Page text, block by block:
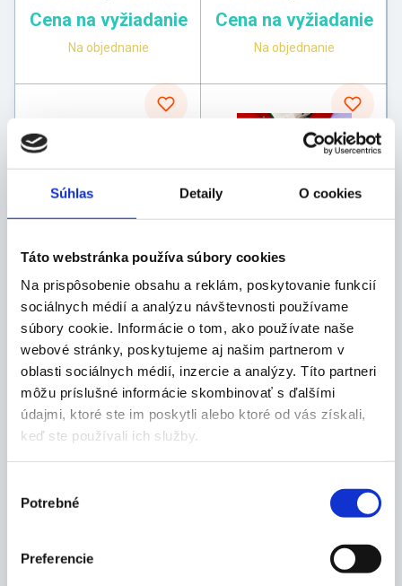
Súhlas Detaily O cookies
Táto webstránka používa súbory cookies
Na prispôsobenie obsahu a reklám, poskytovanie funkcií
sociálnych médií a analýzu návštevnosti používame
súbory cookie. Informácie o tom, ako používate naše
webové stránky, poskytujeme aj našim partnerom v
oblasti sociálnych médií, inzercie a analýzy. Títo partneri
môžu príslušné informácie skombinovať s ďalšími
údajmi, ktoré ste im poskytli alebo ktoré od vás získali,
keď ste používali ich služby.
súhlasu
Potrebné
Preferencie
Cena na vyžiadanie
Na objednanie
Cena na vyžiadanie
Na objednanie
Fixácia hrudná flexibilná
BCF 4250, veľkosť XL
Cena na vyžiadanie
Na objednanie
Fixácia zápästia
veľkosť L
Cena na vyžiadanie
Na objednanie
Fixačný komplet